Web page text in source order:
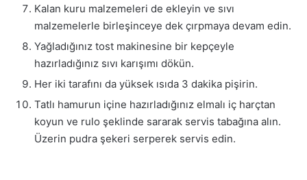
Kalan kuru malzemeleri de ekleyin ve sıvı
malzemelerle birleşinceye dek çırpmaya devam edin.
Yağladığınız tost makinesine bir kepçeyle
hazırladığınız sıvı karışımı dökün.
Her iki tarafını da yüksek ısıda 3 dakika pişirin.
Tatlı hamurun içine hazırladığınız elmalı iç harçtan
koyun ve rulo şeklinde sararak servis tabağına alın.
Üzerin pudra şekeri serperek servis edin.